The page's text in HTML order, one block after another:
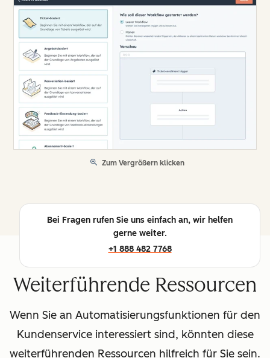
Zum Vergrößern klicken
Bei Fragen rufen Sie uns einfach an, wir helfen
gerne weiter.
+1 888 482 7768
Weiterführende Ressourcen
Wenn Sie an Automatisierungsfunktionen für den
Kundenservice interessiert sind, könnten diese
weiterführenden Ressourcen hilfreich für Sie sein.